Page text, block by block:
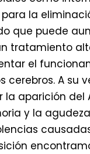
la
que puede
tratamiento
el
cerebros. A su
la aparición del
y la